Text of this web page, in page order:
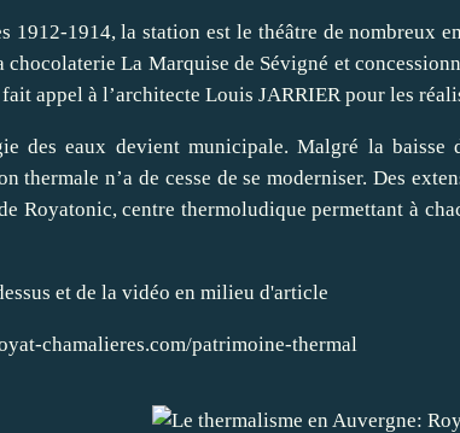
1912-1914, la station est le théâtre de nombreux
La Marquise de Sévigné et
appel à l’architecte Louis JARRIER pour les
des eaux devient municipale. Malgré la baisse
thermale n’a de cesse de se moderniser. Des
Royatonic, centre thermoludique permettant à
et de la vidéo en milieu d'article
chamalieres.com/patrimoine-thermal